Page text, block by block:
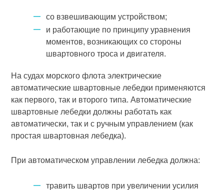
со взвешивающим устройством;
и работающие по принципу уравнения
моментов, возникающих со стороны
швартовного троса и двигателя.
На судах морского флота электрические
автоматические швартовные лебедки применяются
как первого, так и второго типа. Автоматические
швартовные лебедки должны работать как
автоматически, так и с ручным управлением (как
простая швартовная лебедка).
При автоматическом управлении лебедка должна:
травить швартов при увеличении усилия